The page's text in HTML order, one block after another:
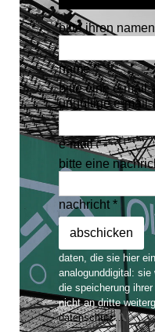
bitte ihren
name *
bitte eine e-
ungültige e-mail-
e-mail *
bitte eine
nachricht *
daten, die sie hier
analogunddigital:
die speicherung
nicht an dritte
datenschutz…